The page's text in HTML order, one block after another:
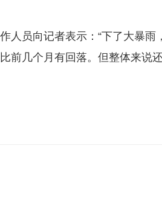
人员向记者表示：“下了大暴
前几个月有回落。但整体来说